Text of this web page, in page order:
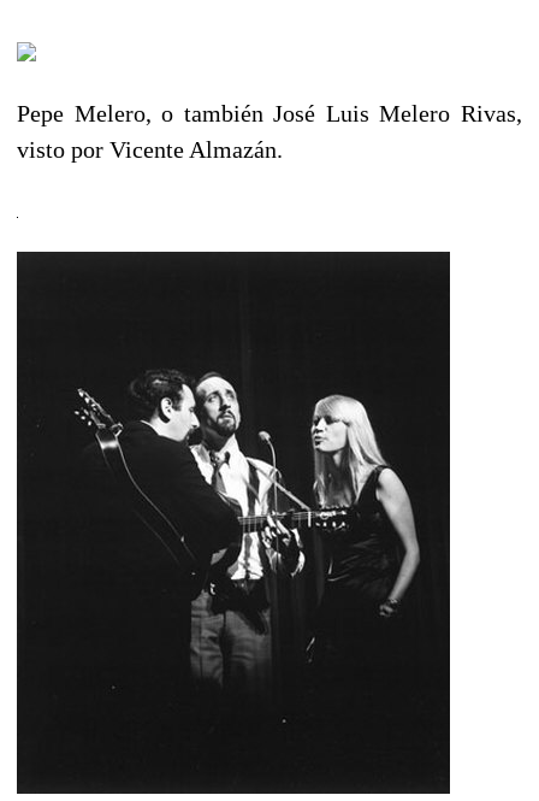
Pepe Melero, o también José Luis Melero Rivas,
visto por Vicente Almazán.